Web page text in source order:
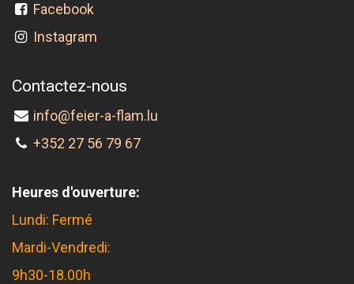
Facebook
Instagram
Contactez-nous
info@feier-a-flam.lu
+352 27 56 79 67
Heures d'ouverture:
Lundi: Fermé
Mardi-Vendredi:
9h30-18.00h